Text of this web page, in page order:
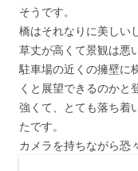
そうです。
橋はそれなりに美しい
草丈が高くて景観は悪
駐車場の近くの擁壁に
くと展望できるのかと
強くて、とても落ち着
たです。
カメラを持ちながら恐